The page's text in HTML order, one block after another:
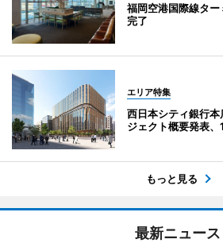
福岡空港国際線タ
完了
エリア特集
西日本シティ銀行
ジェクト概要発表、
もっと見る
最新ニュース